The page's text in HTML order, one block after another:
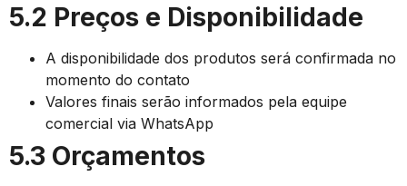
5.2 Preços e Disponibilidade
A disponibilidade dos produtos será confirmada no
momento do contato
Valores finais serão informados pela equipe
comercial via WhatsApp
5.3 Orçamentos